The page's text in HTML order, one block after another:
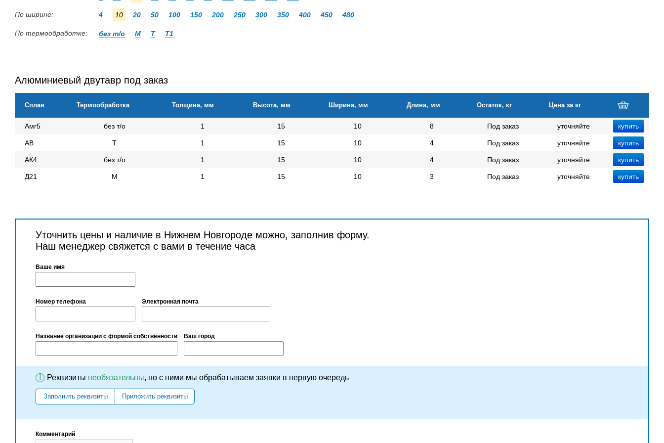
По ширине: 4 10 20 50 100 150 200 250 300 350 400 450 480
По термообработке: без т/о М Т Т1
Алюминиевый двутавр под заказ
Сплав Термообработка Толщина, мм Высота, мм Ширина, мм Длина, мм Остаток, кг Цена за кг
Амг5 без т/о 1 15 10 8 Под заказ уточняйте
АВ Т 1 15 10 4 Под заказ уточняйте
АК4 без т/о 1 15 10 4 Под заказ уточняйте
Д21 М 1 15 10 3 Под заказ уточняйте
Уточнить цены и наличие в Нижнем Новгороде можно, заполнив форму.
Наш менеджер свяжется с вами в течение часа
Ваше имя
Номер телефона Электронная почта
Название организации с формой собственности Ваш город
! Реквизиты необязательны, но с ними мы обрабатываем заявки в первую очередь
Заполнить реквизиты Приложить реквизиты
Комментарий